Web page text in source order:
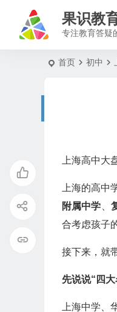
果识教
专注教育答疑
首页 初中
上海高中大
上海的高
附属中学
合考虑孩子
接下来，就
先说说“四大
上海中学、